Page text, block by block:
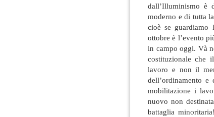
dall’Illuminismo è
moderno e di tutta
cioè se guardiamo
ottobre è l’evento
in campo oggi. Và
costituzionale che
lavoro e non il
dell’ordinamento
mobilitazione i
nuovo non
battaglia